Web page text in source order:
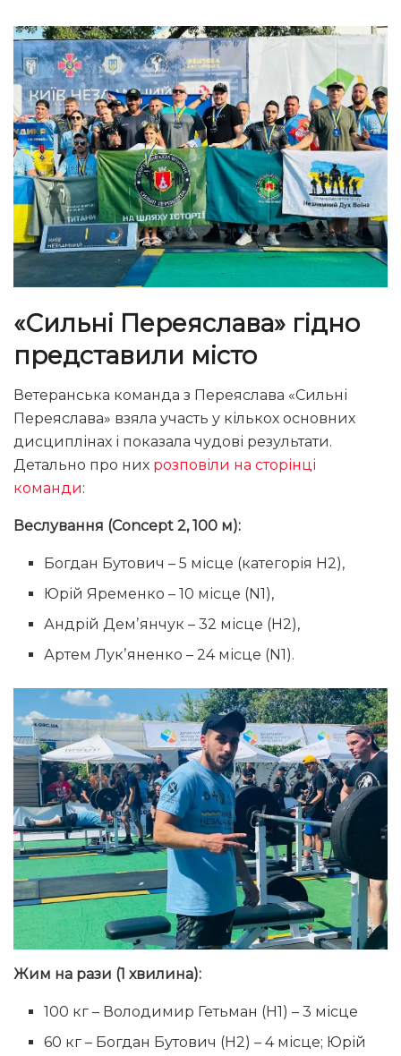
«Сильні Переяслава» гідно
представили місто
Ветеранська команда з Переяслава «Сильні
Переяслава» взяла участь у кількох основних
дисциплінах і показала чудові результати.
Детально про них розповіли на сторінці
команди:
Веслування (Concept 2, 100 м):
Богдан Бутович – 5 місце (категорія Н2),
Юрій Яременко – 10 місце (N1),
Андрій Демʼянчук – 32 місце (Н2),
Артем Лукʼяненко – 24 місце (N1).
Жим на рази (1 хвилина):
100 кг – Володимир Гетьман (Н1) – 3 місце
60 кг – Богдан Бутович (Н2) – 4 місце; Юрій